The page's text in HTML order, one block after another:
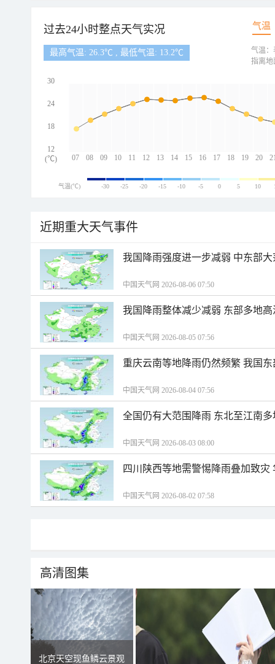
过去24小时整点天气实况 气温
最高气温: 26.3℃ , 最低气温: 13.2℃
07 08 09 10 11 12 13 14 15 16 17 18 19 20
30
24
18
12
(℃)
气温：
指离地
气温(℃) -30 -25 -20 -15 -10 -5 0 5 10
近期重大天气事件
我国降雨强度进一步减弱 中东部
中国天气网 2026-08-06 07:50
我国降雨整体减少减弱 东部多地
中国天气网 2026-08-05 07:56
重庆云南等地降雨仍然频繁 我国
中国天气网 2026-08-04 07:56
全国仍有大范围降雨 东北至江南
中国天气网 2026-08-03 08:00
四川陕西等地需警惕降雨叠加致
中国天气网 2026-08-02 07:58
高清图集
北京天空现鱼鳞云景观